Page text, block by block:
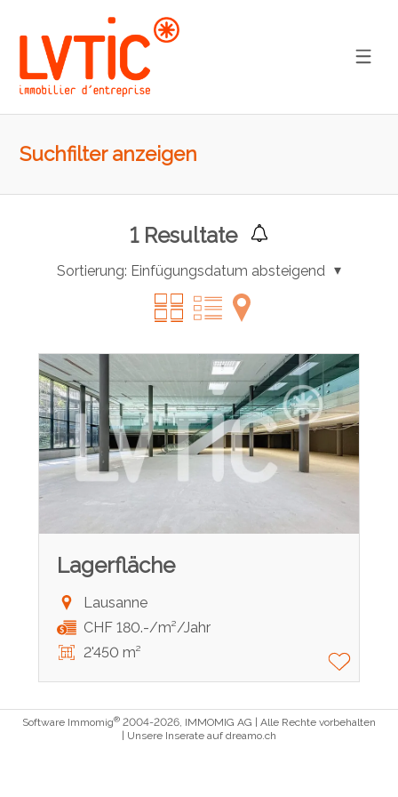
Suchfilter anzeigen
1Resultate
Sortierung: Einfügungsdatum absteigend
Lagerfläche
Lausanne
CHF 180.-/m²/Jahr
2'450 m²
Software Immomig® 2004-2026, IMMOMIG AG | Alle Rechte vorbehalten
| Unsere Inserate auf dreamo.ch